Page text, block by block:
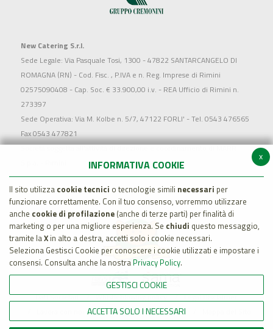
New Catering S.r.l.
Sede Legale: Via Pasquale Tosi, 1300 - 47822 SANTARCANGELO DI
ROMAGNA (RN) - Cod. Fisc. , P.IVA e n. Reg. Imprese di Rimini
02575090408 - Cap. Soc. € 33.900,00 i.v. - REA Ufficio di Rimini n.
273397
Sede Operativa: Via M. Kolbe n. 5/7, 47122 FORLI' - Tel. 0543 476565
Fax 0543 477821
Società soggetta all'attività di direzione e coordinamento di MARR
Dati Societari Whistleblowing policy
Legal Disclaimer
Cookie Policy Privacy
x
INFORMATIVA COOKIE
Il sito utilizza cookie tecnici o tecnologie simili necessari per
funzionare correttamente. Con il tuo consenso, vorremmo utilizzare
anche cookie di profilazione (anche di terze parti) per finalità di
marketing o per una migliore esperienza. Se chiudi questo messaggio,
tramite laX in alto a destra, accetti solo i cookie necessari.
Seleziona Gestisci Cookie per conoscere i cookie utilizzati e impostare i
consensi. Consulta anche la nostra Privacy Policy.
GESTISCI COOKIE
ACCETTA SOLO I NECESSARI